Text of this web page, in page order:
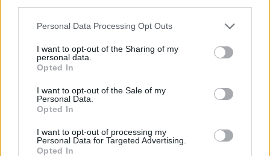
Personal Data Processing Opt Outs
I want to opt-out of the Sharing of my
personal data.
Opted In
I want to opt-out of the Sale of my
Personal Data.
Opted In
I want to opt-out of processing my
Personal Data for Targeted Advertising.
Opted In
Ευχάριστο περιβάλλον εργασίας